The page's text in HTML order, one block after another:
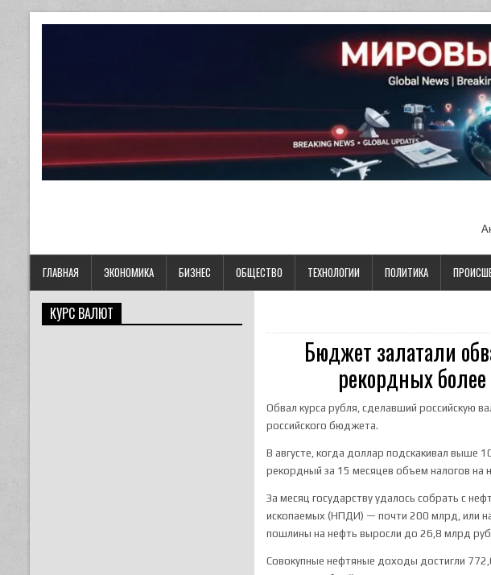
ГЛАВНАЯ ЭКОНОМИКА БИЗНЕС ОБЩЕСТВО ТЕХНОЛОГИИ ПОЛИТИКА
Бюджет залатали
рекордных
Обвал курса рубля, сделавший российскую
российского бюджета.
В августе, когда доллар подскакивал выше
рекордный за 15 месяцев объем налогов на
За месяц государству удалось собрать с
ископаемых (НПДИ) — почти 200 млрд, или
пошлины на нефть выросли до 26,8 млрд
Совокупные нефтяные доходы достигли
КУРС ВАЛЮТ